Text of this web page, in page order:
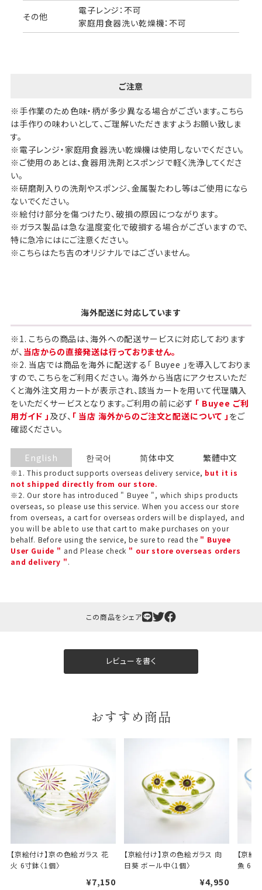
ギフト包装について
包装紙は2種類あります。
A.一般的なギフトに使用する包装紙です。
B.婚礼や出産、長寿祝などに使用する包装紙です。
一般的なギフト包装
婚礼や出産などのギフト
包装
あります。
天掛け包装について
その他
電子レンジ：不可
家庭用食器洗い乾燥機：不可
ご注意
※手作業のため色味・柄が多少異なる場合がございます。こちら
は手作りの味わいとして、ご理解いただきますようお願い致しま
す。
※電子レンジ・家庭用食器洗い乾燥機は使用しないでください。
※ご使用のあとは、食器用洗剤とスポンジで軽く洗浄してくださ
い。
※研磨剤入りの洗剤やスポンジ、金属製たわし等はご使用になら
ないでください。
※絵付け部分を傷つけたり、破損の原因につながります。
※ガラス製品は急な温度変化で破損する場合がございますので、
特に急冷にはにご注意ください。
※こちらはたち吉のオリジナルではございません。
海外配送に対応しています
※1. こちらの商品は、海外への配送サービスに対応しております
が、 当店からの直接発送は行っておりません。
※2. 当店では商品を海外に配送する「 Buyee 」を導入しておりま
すので、こちらをご利用ください。 海外から当店にアクセスいただ
くと海外注文用カートが表示され、該当カートを用いて代理購入
をいただくサービスとなります。ご利用の前に必ず 「 Buyee ご利
用ガイド 」 及び、 「 当店 海外からのご注文と配送について 」 をご
確認ください。
English
※1. This product supports overseas delivery service, but it is
not shipped directly from our store.
※2. Our store has introduced " Buyee ", which ships products
overseas, so please use this service. When you access our store
from overseas, a cart for overseas orders will be displayed, and
you will be able to use that cart to make purchases on your
behalf. Before using the service, be sure to read the " Buyee
User Guide " and Please check " our store overseas orders
and delivery ".
한국어 简体中文 繁體中文
この商品をシェア
レビューを書く
おすすめ商品
【京絵付け】京の色絵ガラス 花
火 6寸鉢〈1個〉
¥7,150
【京絵付け】京の色絵ガラス 向
日葵 ボール中〈1個〉
¥4,950
【京絵
魚 6寸